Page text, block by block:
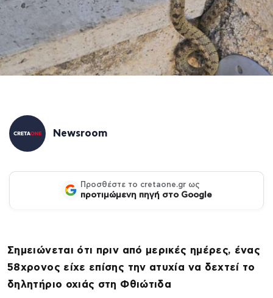
Newsroom
Προσθέστε το cretaone.gr ως
προτιμώμενη πηγή στο Google
Σημειώνεται ότι πριν από μερικές ημέρες, ένας
58χρονος είχε επίσης την ατυχία να δεχτεί το
δηλητήριο οχιάς στη Φθιώτιδα